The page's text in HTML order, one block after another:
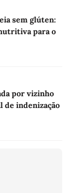
sem glúten:
para o
por vizinho
de indenização